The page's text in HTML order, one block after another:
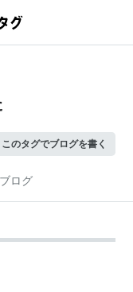
このタグでブログを書く
ログ